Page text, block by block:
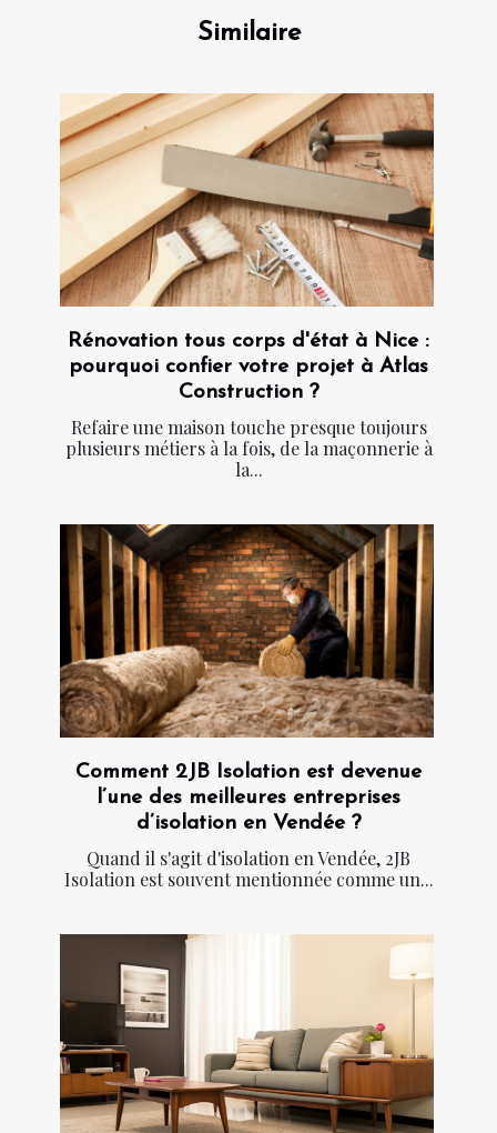
Similaire
Rénovation tous corps d'état à Nice :
pourquoi confier votre projet à Atlas
Construction ?
Refaire une maison touche presque toujours
plusieurs métiers à la fois, de la maçonnerie à
la...
Comment 2JB Isolation est devenue
l’une des meilleures entreprises
d’isolation en Vendée ?
Quand il s'agit d'isolation en Vendée, 2JB
Isolation est souvent mentionnée comme un...